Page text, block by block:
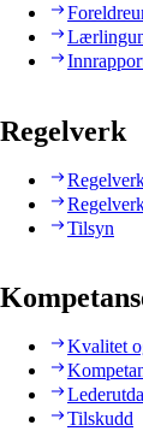
Regelverk
Tilsyn
Kvalitet
Tilskudd